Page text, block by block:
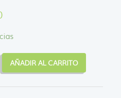
AÑADIR AL CARRITO